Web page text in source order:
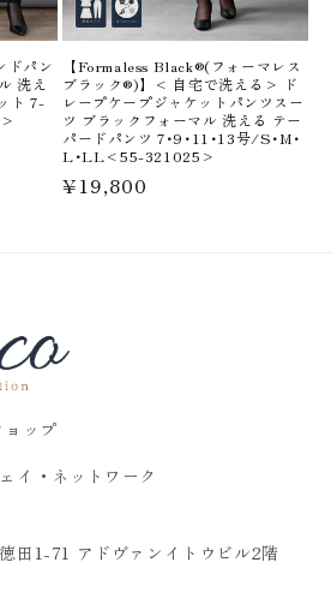
ドパン
洗え
ト 7-
【Formaless Black®(フォーマレス
ブラック®)】< 自宅で洗える> ド
レープケープジャケットパンツスー
ツ ブラックフォーマル 洗える テー
パードパンツ 7･9･11･13号/S･M･
L･LL<55-321025>
通
¥19,800
ップ
イ・ネットワーク
田1-71 アドヴァンイトウビル2階